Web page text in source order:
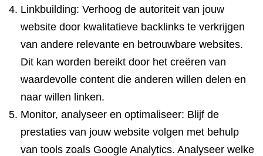
Linkbuilding: Verhoog de autoriteit van jouw
website door kwalitatieve backlinks te verkrijgen
van andere relevante en betrouwbare websites.
Dit kan worden bereikt door het creëren van
waardevolle content die anderen willen delen en
naar willen linken.
Monitor, analyseer en optimaliseer: Blijf de
prestaties van jouw website volgen met behulp
van tools zoals Google Analytics. Analyseer welke